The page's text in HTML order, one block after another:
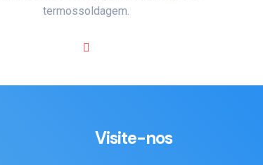
termossoldagem.
Visite-nos